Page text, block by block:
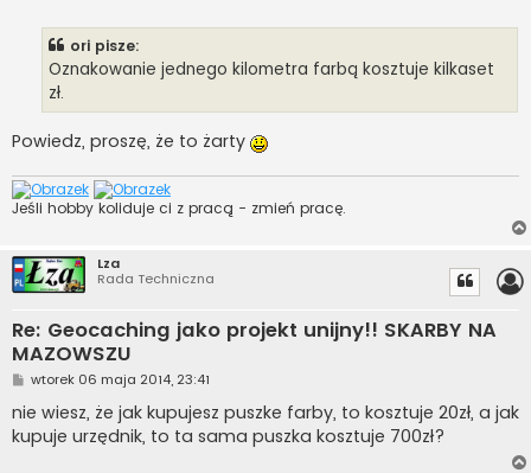
ori pisze:
Oznakowanie jednego kilometra farbą kosztuje kilkaset
zł.
Powiedz, proszę, że to żarty
Jeśli hobby koliduje ci z pracą - zmień pracę.
Lza
Rada Techniczna
Re: Geocaching jako projekt unijny!! SKARBY NA
MAZOWSZU
P
s
t
wtorek 06 maja 2014, 23:41
nie wiesz, że jak kupujesz puszke farby, to kosztuje 20zł, a jak
kupuje urzędnik, to ta sama puszka kosztuje 700zł?